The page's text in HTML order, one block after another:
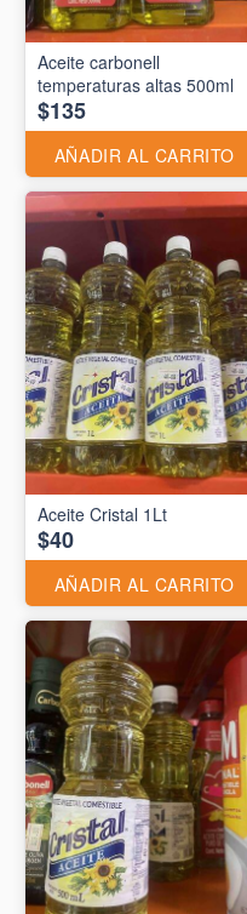
Aceite carbonell
temperaturas altas 500ml
$135
AÑADIR AL CARRITO
Aceite Cristal 1Lt
$40
AÑADIR AL CARRITO